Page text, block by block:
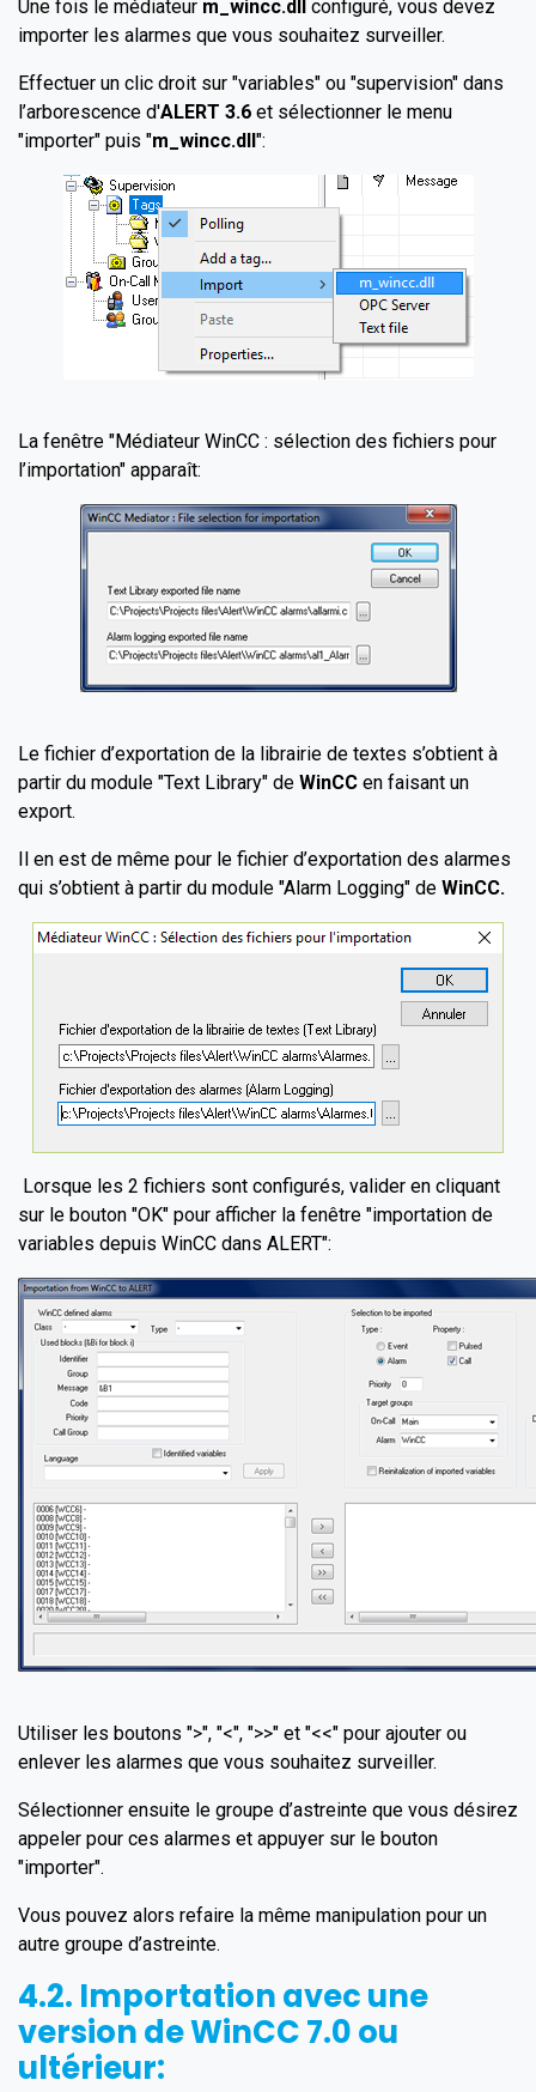
Une fois le médiateur m_wincc.dll
configuré, vous devez
importer les alarmes que vous souhaitez surveiller.
Effectuer un clic droit sur "variables" ou "supervision" dans
l’arborescence d'ALERT 3.6 et sélectionner le menu
"importer" puis "m_wincc.dll ":
La fenêtre "Médiateur WinCC : sélection des fichiers pour
l’importation" apparaît:
Le fichier d’exportation de la librairie de textes s’obtient à
partir du module "Text Library" de WinCC en faisant un
export.
Il en est de même pour le fichier d’exportation des alarmes
qui s’obtient à partir du module "Alarm Logging" de WinCC.
Lorsque les 2 fichiers sont configurés, valider en cliquant
sur le bouton "OK" pour afficher la fenêtre "importation de
variables depuis WinCC dans ALERT":
Utiliser les boutons ">", "<", ">>" et "<<" pour ajouter ou
enlever les alarmes que vous souhaitez surveiller.
Sélectionner ensuite le groupe d’astreinte que vous désirez
appeler pour ces alarmes et appuyer sur le bouton
"importer".
Vous pouvez alors refaire la même manipulation pour un
autre groupe d’astreinte.
4.2. Importation avec une
version deWinCC7.0 ou
ultérieur: